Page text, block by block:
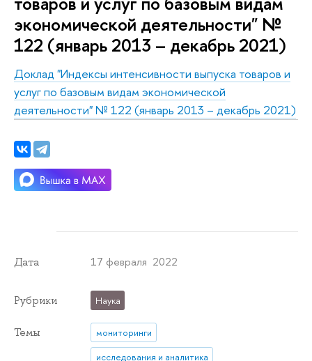
экономической деятельности" №
122 (январь 2013 – декабрь 2021)
Доклад "Индексы интенсивности выпуска товаров и
услуг по базовым видам экономической
деятельности" № 122 (январь 2013 – декабрь 2021)
Дата 17 февраля 2022
Рубрики Наука
Темы
мониторинги
исследования и аналитика